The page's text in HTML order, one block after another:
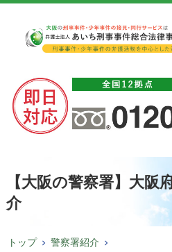
【大阪の警察署】大阪
介
トップ
警察署紹介